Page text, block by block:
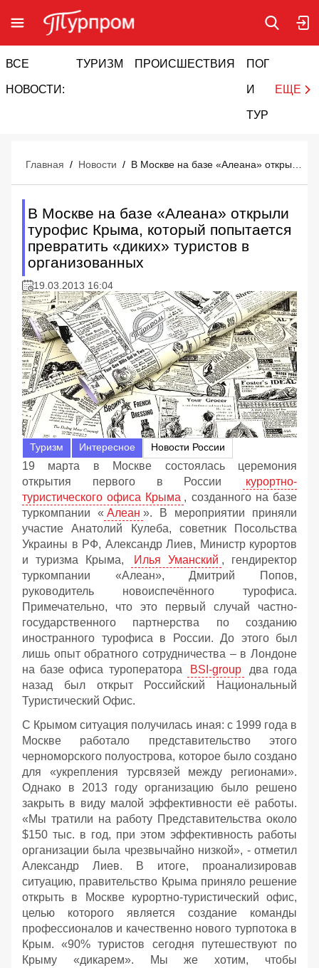
ВСЕ
НОВОСТИ:
ТУРИЗМ ПРОИСШЕСТВИЯ ПОГОДА
И
ТУРИЗМ
ЕЩЕ
Главная / Новости /
В Москве на базе «Алеана» открыли
турофис Крыма, который попытается
превратить «диких» туристов в
организованных
19.03.2013 16:04
Туризм Интересное Новости России
19 марта в Москве состоялась церемония
открытия первого в России
курортно-
туристического офиса Крыма , созданного на базе
туркомпании « Алеан ». В мероприятии приняли
участие Анатолий Кулеба, советник Посольства
Украины в РФ, Александр Лиев, Министр курортов
и туризма Крыма,
Илья Уманский , гендиректор
туркомпании «Алеан», Дмитрий Попов,
руководитель новоиспечённого турофиса.
Примечательно, что это первый случай частно-
государственного партнерства по созданию
иностранного турофиса в России. До этого был
лишь опыт обратного сотрудничества – в Лондоне
на базе офиса туроператора
BSI-group
два года
назад был открыт Российский Национальный
Туристический Офис.
С Крымом ситуация получилась иная: с 1999 года в
Москве работало представительство этого
черноморского полуострова, которое было создано
для «укрепления турсвязей между регионами».
Однако в 2013 году организацию было решено
закрыть в виду малой эффективности её работы.
«Мы тратили на работу Представительства около
$150 тыс. в год, при этом эффективность работы
организации была чрезвычайно низкой», - отметил
Александр Лиев. В итоге, проанализировав
ситуацию, правительство Крыма приняло решение
открыть в Москве курортно-туристический офис,
целью которого является создание команды
профессионалов и качественно нового турпотока в
Крым. «90% туристов сегодня путешествуют по
Крыму «дикарем». Мы же хотим, чтобы